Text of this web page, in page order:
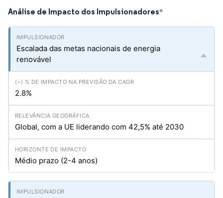
Análise de Impacto dos Impulsionadores*
Escalada das metas nacionais de energia
renovável
2.8%
Global, com a UE liderando com 42,5% até 2030
Médio prazo (2-4 anos)